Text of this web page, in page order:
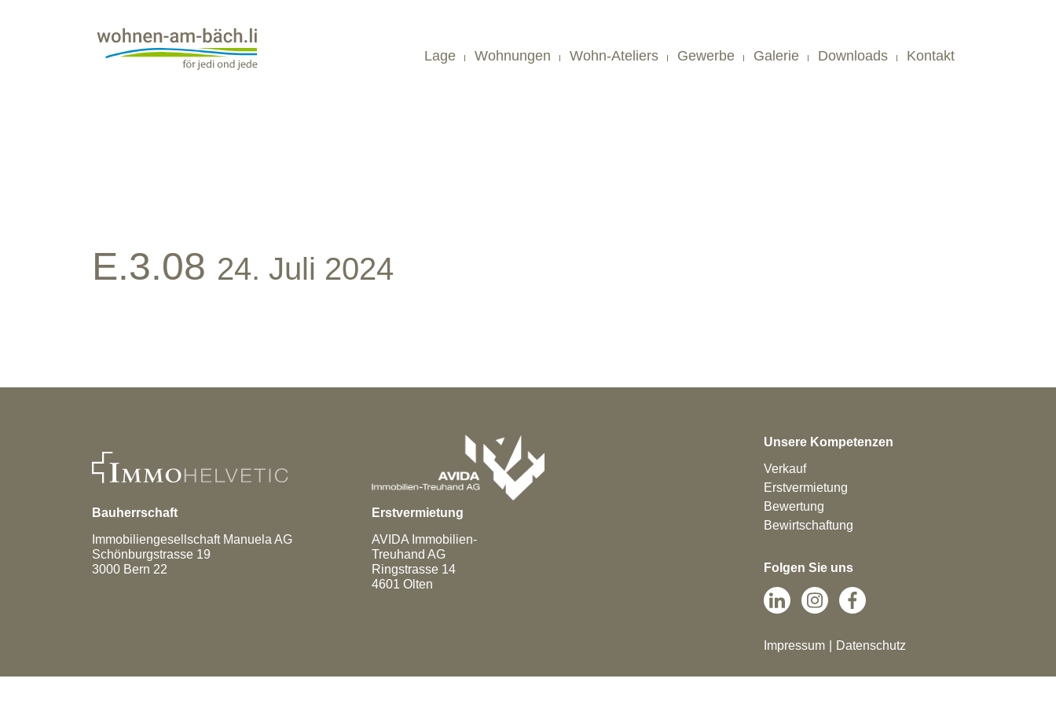
Lage Wohnungen Wohn-Ateliers Gewerbe Galerie Downloads Kontakt
E.3.08 24. Juli 2024
Bauherrschaft
Immobiliengesellschaft Manuela AG
Schönburgstrasse 19
3000 Bern 22
Erstvermietung
AVIDA Immobilien-
Treuhand AG
Ringstrasse 14
4601Olten
Unsere Kompetenzen
Verkauf
Erstvermietung
Bewertung
Bewirtschaftung
Folgen Sie uns
Impressum Datenschutz